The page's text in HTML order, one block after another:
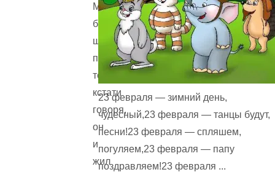
Малыш
был
шведом,
поэтому-
то,
кстати
говоря,
он
и
жил
23 февраля — зимний день,
чудесный,23 февраля — танцы будут,
песни!23 февраля — спляшем,
погуляем,23 февраля — папу
поздравляем!23 февраля ...